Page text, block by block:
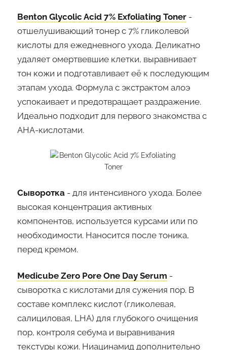
Benton Glycolic Acid 7% Exfoliating Toner -
отшелушивающий тонер с 7% гликолевой
кислоты для ежедневного ухода. Деликатно
удаляет омертвевшие клетки, выравнивает
тон кожи и подготавливает её к последующим
этапам ухода. Формула с экстрактом алоэ
успокаивает и предотвращает раздражение.
Идеально подходит для первого знакомства с
AHA-кислотами.
Сыворотка - для интенсивного ухода. Более
высокая концентрация активных
компонентов, используется курсами или по
необходимости. Наносится после тоника,
перед кремом.
Medicube Zero Pore One Day Serum -
сыворотка с кислотами для сужения пор. В
составе комплекс кислот (гликолевая,
салициловая, LHA) для глубокого очищения
пор, контроля себума и выравнивания
текстуры кожи. Ниацинамид дополнительно